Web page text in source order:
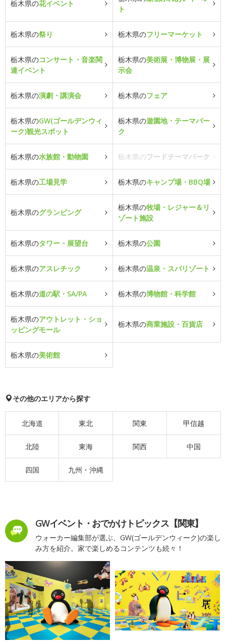
栃木県の花イベント
ト
栃木県の祭り 栃木県のフリーマーケット
栃木県のコンサート・音楽関
連イベント
栃木県の美術展・博物展・展
示会
栃木県の演劇・講演会 栃木県のフェア
栃木県のGW(ゴールデンウィ
ーク)観光スポット
栃木県の遊園地・テーマパー
ク
栃木県の水族館・動物園 栃木県のフードテーマパーク
栃木県の工場見学 栃木県のキャンプ場・BBQ場
栃木県のグランピング
栃木県の牧場・レジャー＆リ
ゾート施設
栃木県のタワー・展望台 栃木県の公園
栃木県のアスレチック 栃木県の温泉・スパリゾート
栃木県の道の駅・SA/PA 栃木県の博物館・科学館
栃木県のアウトレット・ショ
ッピングモール
栃木県の商業施設・百貨店
栃木県の美術館
その他のエリアから探す
北海道 東北 関東 甲信越
北陸 東海 関西 中国
四国 九州・沖縄
GWイベント・おでかけトピックス【関東】
ウォーカー編集部が選ぶ、GW(ゴールデンウィーク)の楽し
み方を紹介。家で楽しめるコンテンツも続々！